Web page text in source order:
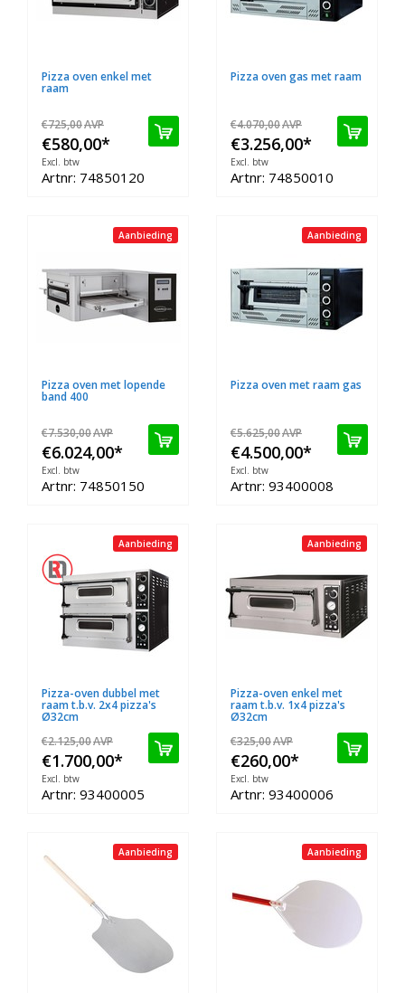
Pizza oven enkel met
raam
€725,00AVP
€580,00*
Excl. btw
Artnr: 74850120
Pizza oven gas met raam
€4.070,00AVP
€3.256,00*
Excl. btw
Artnr: 74850010
Aanbieding
Pizza oven met lopende
band 400
€7.530,00AVP
€6.024,00*
Excl. btw
Artnr: 74850150
Aanbieding
Pizza oven met raam gas
€5.625,00AVP
€4.500,00*
Excl. btw
Artnr: 93400008
Aanbieding
Pizza-oven dubbel met
raam t.b.v. 2x4 pizza's
Ø32cm
€2.125,00AVP
€1.700,00*
Excl. btw
Artnr: 93400005
Aanbieding
Pizza-oven enkel met
raam t.b.v. 1x4 pizza's
Ø32cm
€325,00AVP
€260,00*
Excl. btw
Artnr: 93400006
Aanbieding Aanbieding